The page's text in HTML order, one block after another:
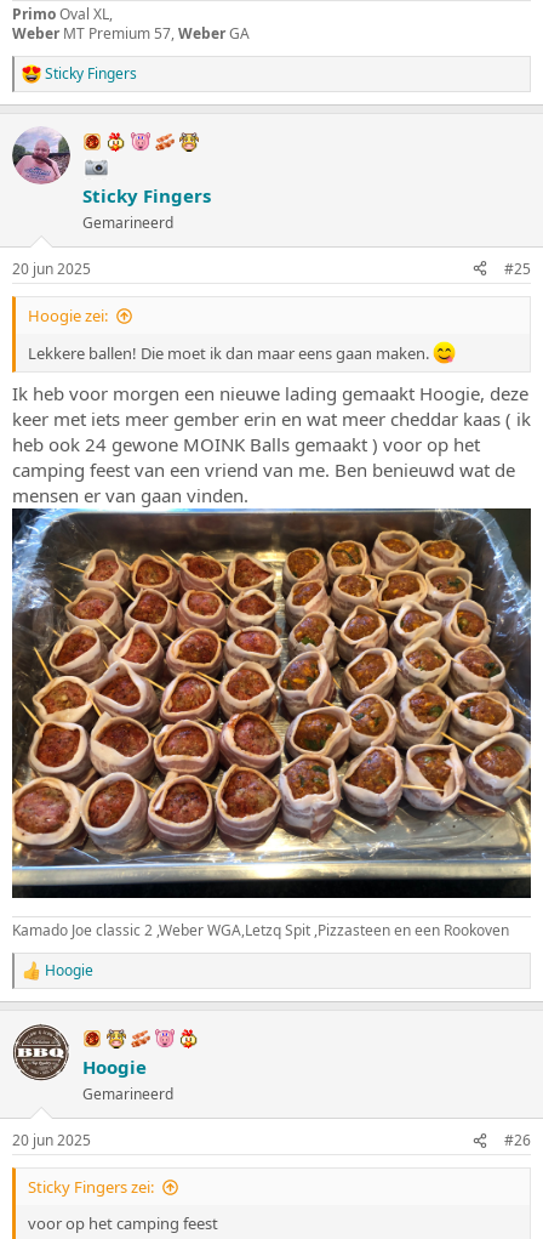
PrimoOval XL,
Weber MT Premium 57,WeberGA
W
a
r
d
e
e
n
Sticky Fingers
Sticky Fingers
Gemarineerd
20 jun 2025 #25
Hoogie zei:
Lekkere ballen! Die moet ik dan maar eens gaan maken.
Ik heb voor morgen een nieuwe lading gemaakt Hoogie, deze
keer met iets meer gember erin en wat meer cheddar kaas ( ik
heb ook 24 gewone MOINK Balls gemaakt ) voor op het
camping feest van een vriend van me. Ben benieuwd wat de
mensen er van gaan vinden.
Kamado Joe classic 2 ,Weber WGA,Letzq Spit ,Pizzasteen en een Rookoven
W
a
r
d
e
i
n
g
e
n
Hoogie
Hoogie
Gemarineerd
20 jun 2025 #26
Sticky Fingers zei:
voor op het camping feest